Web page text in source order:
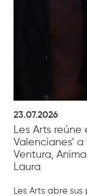
23.07.2026
Les Arts reúne
Valencianes’
Ventura,
Laura
Les Arts abre